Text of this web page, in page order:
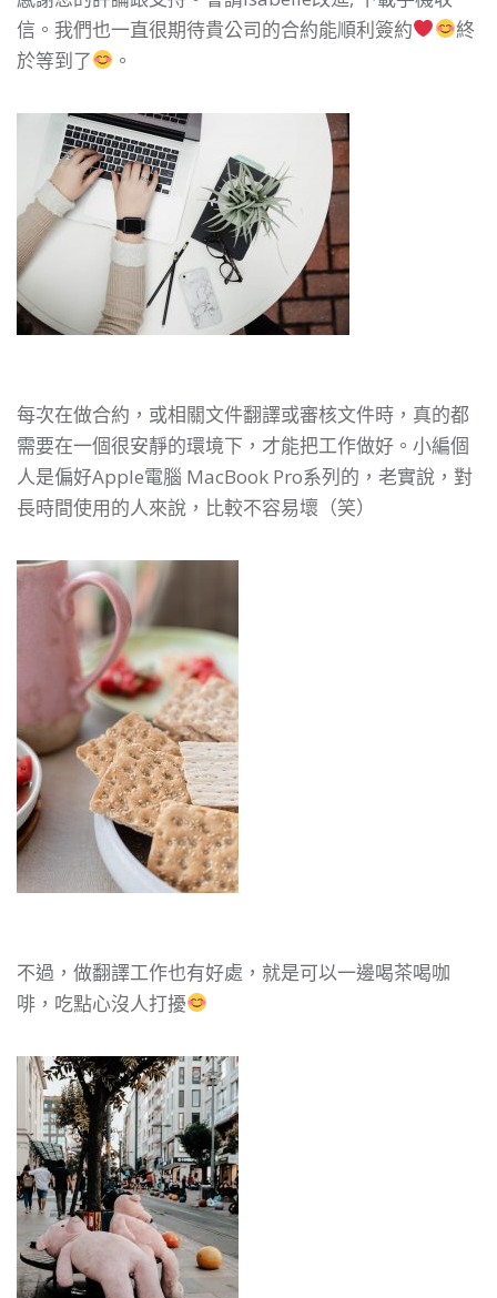
信。我們也一直很期待貴公司的合約能順利簽約
終
於等到了
。
每次在做合約，或相關文件翻譯或審核文件時，真的都
需要在一個很安靜的環境下，才能把工作做好。小編個
人是偏好Apple電腦 MacBook Pro系列的，老實說，對
長時間使用的人來說，比較不容易壞（笑）
不過，做翻譯工作也有好處，就是可以一邊喝茶喝咖
啡，吃點心沒人打擾